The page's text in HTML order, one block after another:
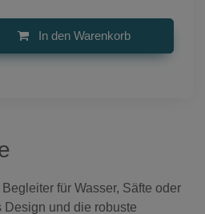
In den Warenkorb
für Wasser, Säfte oder
und die robuste